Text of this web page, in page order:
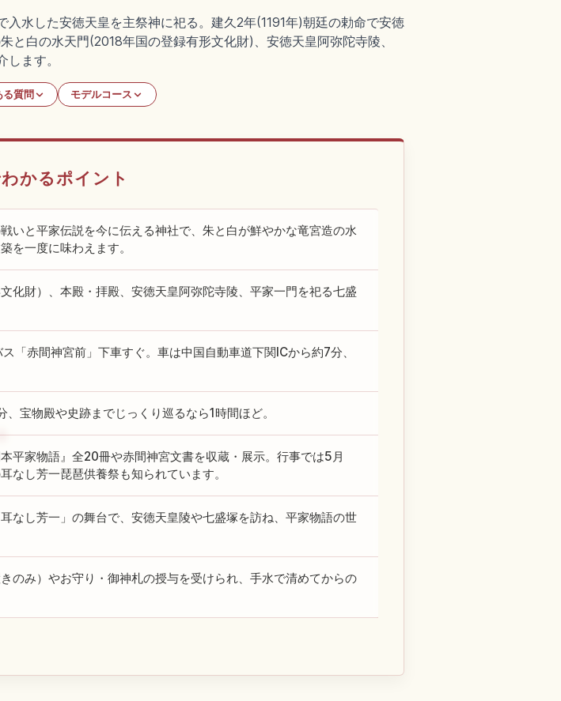
水した安徳天皇を主祭神に祀る。建久2年(1191年)朝廷の勅命で安徳
白の水天門(2018年国の登録有形文化財)、安徳天皇阿弥陀寺陵、
ます。
る質問 モデルコース
かるポイント
いと平家伝説を今に伝える神社で、朱と白が鮮やかな竜宮造の水
を一度に味わえます。
化財）、本殿・拝殿、安徳天皇阿弥陀寺陵、平家一門を祀る七盛
「赤間神宮前」下車すぐ。車は中国自動車道下関ICから約7分、
宝物殿や史跡までじっくり巡るなら1時間ほど。
平家物語』全20冊や赤間神宮文書を収蔵・展示。行事では5月
なし芳一琵琶供養祭も知られています。
なし芳一」の舞台で、安徳天皇陵や七盛塚を訪ね、平家物語の世
のみ）やお守り・御神札の授与を受けられ、手水で清めてからの